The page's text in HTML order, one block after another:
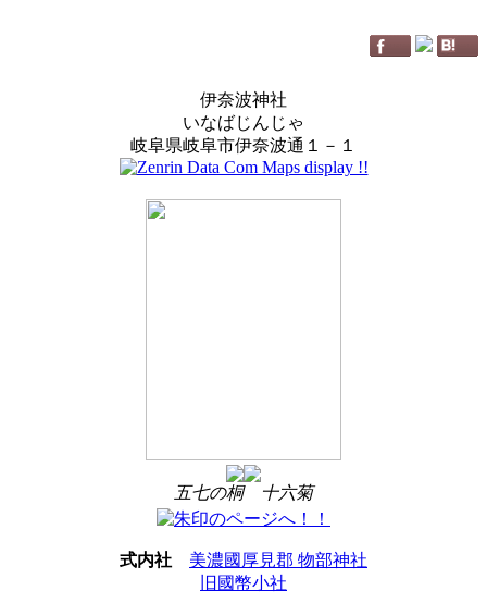
伊奈波神社
いなばじんじゃ
岐阜県岐阜市伊奈波通１－１
五七の桐 十六菊
式内社
美濃國厚見郡 物部神社
旧國幣小社